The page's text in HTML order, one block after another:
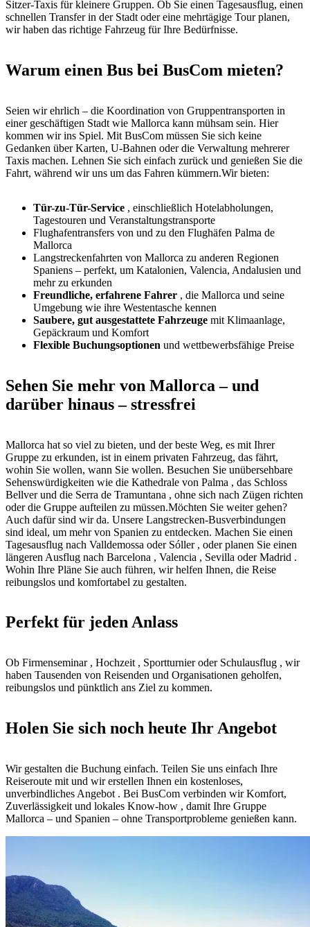
Sitzer-Taxis für kleinere Gruppen. Ob Sie einen Tagesausflug, einen
schnellen Transfer in der Stadt oder eine mehrtägige Tour planen,
wir haben das richtige Fahrzeug für Ihre Bedürfnisse.
Warum einen Bus bei BusCom mieten?
Seien wir ehrlich – die Koordination von Gruppentransporten in
einer geschäftigen Stadt wie Mallorca kann mühsam sein. Hier
kommen wir ins Spiel. Mit BusCom müssen Sie sich keine
Gedanken über Karten, U-Bahnen oder die Verwaltung mehrerer
Taxis machen. Lehnen Sie sich einfach zurück und genießen Sie die
Fahrt, während wir uns um das Fahren kümmern.Wir bieten:
Tür-zu-Tür-Service , einschließlich Hotelabholungen,
Tagestouren und Veranstaltungstransporte
Flughafentransfers von und zu den Flughäfen Palma de
Mallorca
Langstreckenfahrten von Mallorca zu anderen Regionen
Spaniens – perfekt, um Katalonien, Valencia, Andalusien und
mehr zu erkunden
Freundliche, erfahrene Fahrer , die Mallorca und seine
Umgebung wie ihre Westentasche kennen
Saubere, gut ausgestattete Fahrzeuge mit Klimaanlage,
Gepäckraum und Komfort
Flexible Buchungsoptionen und wettbewerbsfähige Preise
Sehen Sie mehr von Mallorca – und
darüber hinaus – stressfrei
Mallorca hat so viel zu bieten, und der beste Weg, es mit Ihrer
Gruppe zu erkunden, ist in einem privaten Fahrzeug, das fährt,
wohin Sie wollen, wann Sie wollen. Besuchen Sie unübersehbare
Sehenswürdigkeiten wie die Kathedrale von Palma , das Schloss
Bellver und die Serra de Tramuntana , ohne sich nach Zügen richten
oder die Gruppe aufteilen zu müssen.Möchten Sie weiter gehen?
Auch dafür sind wir da. Unsere Langstrecken-Busverbindungen
sind ideal, um mehr von Spanien zu entdecken. Machen Sie einen
Tagesausflug nach Valldemossa oder Sóller , oder planen Sie einen
längeren Ausflug nach Barcelona , Valencia , Sevilla oder Madrid .
Wohin Ihre Pläne Sie auch führen, wir helfen Ihnen, die Reise
reibungslos und komfortabel zu gestalten.
Perfekt für jeden Anlass
Ob Firmenseminar , Hochzeit , Sportturnier oder Schulausflug , wir
haben Tausenden von Reisenden und Organisationen geholfen,
reibungslos und pünktlich ans Ziel zu kommen.
Holen Sie sich noch heute Ihr Angebot
Wir gestalten die Buchung einfach. Teilen Sie uns einfach Ihre
Reiseroute mit und wir erstellen Ihnen ein kostenloses,
unverbindliches Angebot . Bei BusCom verbinden wir Komfort,
Zuverlässigkeit und lokales Know-how , damit Ihre Gruppe
Mallorca – und Spanien – ohne Transportprobleme genießen kann.